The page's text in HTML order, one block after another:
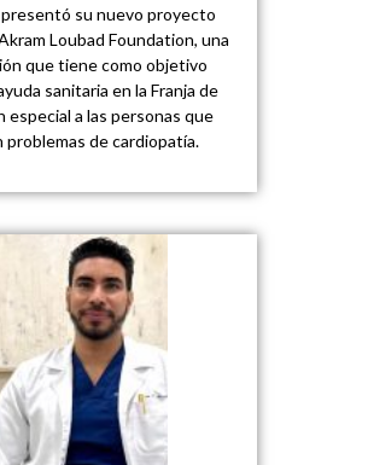
presentó su nuevo proyecto
Loubad Foundation, una
que tiene como objetivo
sanitaria en la Franja de
especial a las personas que
problemas de cardiopatía.